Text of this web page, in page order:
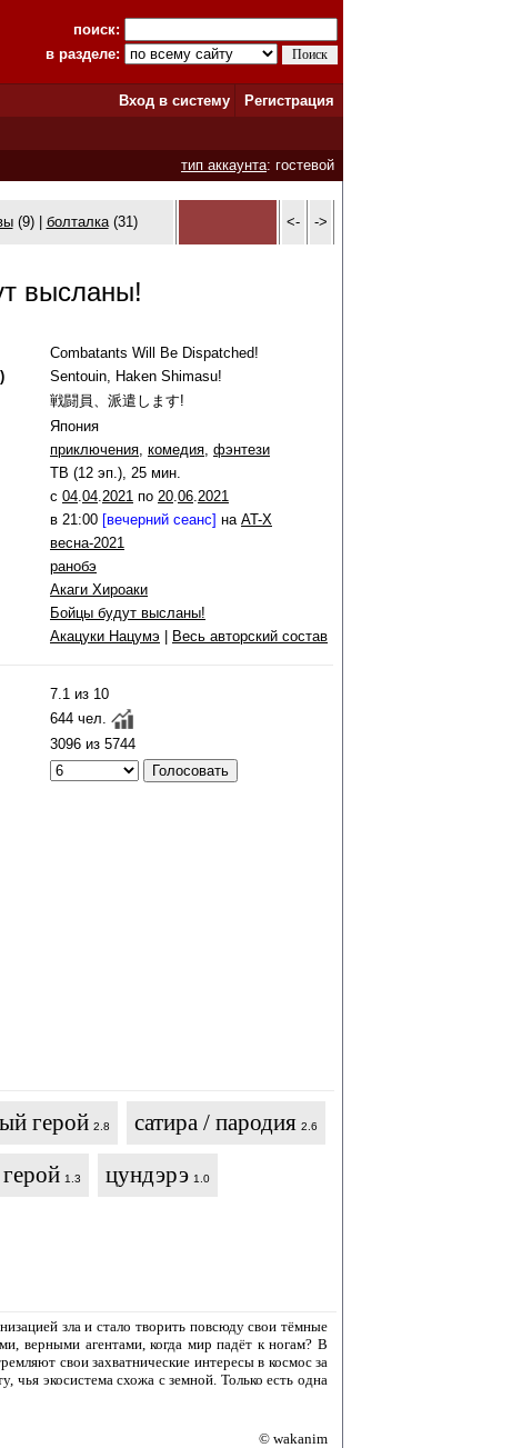
поиск:
в разделе:
Вход в систему
Регистрация
тип аккаунта: гостевой
(9) | болталка(31) <- ->
высланы!
Combatants Will Be Dispatched!
Sentouin, Haken Shimasu!
戦闘員、派遣します!
Япония
приключения, комедия, фэнтези
ТВ (12 эп.), 25 мин.
c 04.04.2021 по 20.06.2021
в 21:00 [вечерний сеанс] на AT-X
весна-2021
ранобэ
Акаги Хироаки
Бойцы будут высланы!
Акацуки Нацумэ Весь авторский состав
7.1 из 10
644 чел.
3096 из 5744
герой 2.8 сатира / пародия 2.6
1.3 цундэрэ 1.0
зла и стало творить повсюду свои тёмные
верными агентами, когда мир падёт к ногам? В
свои захватнические интересы в космос за
чья экосистема схожа с земной. Только есть одна
© wakanim